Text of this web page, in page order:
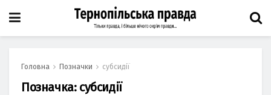
Головна Позначки субсидії
Позначка: субсидії